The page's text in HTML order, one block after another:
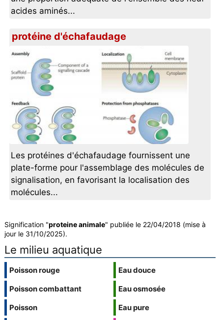
acides aminés...
protéine d'échafaudage
Les protéines d'échafaudage fournissent une
plate-forme pour l'assemblage des molécules de
signalisation, en favorisant la localisation des
molécules...
Signification "proteine animale" publiée le 22/04/2018 (mise à
jour le 31/10/2025).
Le milieu aquatique
Poisson rouge
Poisson combattant
Poisson
Eau douce
Eau osmosée
Eau pure